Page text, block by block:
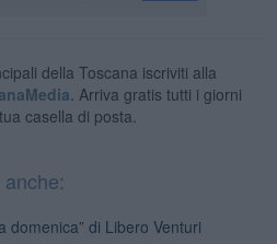
della Toscana iscriviti alla
Arriva gratis tutti i giorni
casella di posta.
domenica” di Libero Venturi